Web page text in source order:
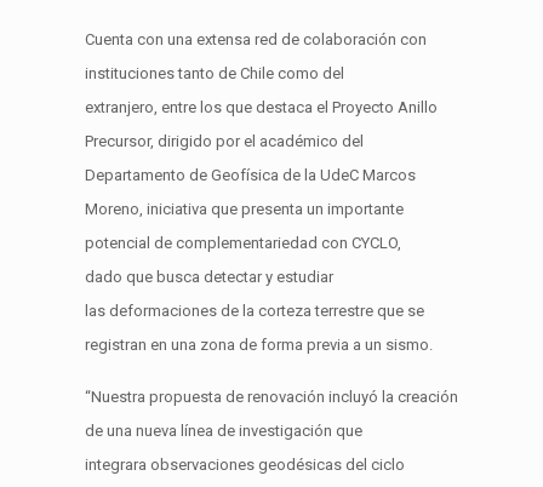
Cuenta con una extensa red de colaboración con
instituciones tanto de Chile como del
extranjero, entre los que destaca el Proyecto Anillo
Precursor, dirigido por el académico del
Departamento de Geofísica de la UdeC Marcos
Moreno, iniciativa que presenta un importante
potencial de complementariedad con CYCLO,
dad o que busca detectar y estudiar
las deformaciones de la corteza terrestre que se
registran en una zona de forma previa a un sismo.
“Nuestra propuesta de renovación incluyó la creación
de una nueva línea de investigación que
integrara observaciones geodésicas del ciclo